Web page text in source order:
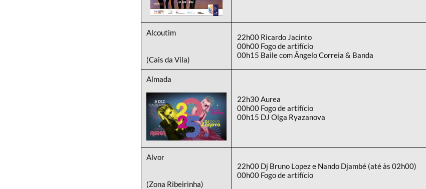
Alcoutim
(Cais da Vila)
22h00 Ricardo Jacinto
00h00 Fogo de artifício
00h15 Baile com Ângelo Correia & Banda
Almada
22h30 Aurea
00h00 Fogo de artifício
00h15 DJ Olga Ryazanova
Alvor
(Zona Ribeirinha)
22h00 Dj Bruno Lopez e Nando Djambé (até às 02h00)
00h00 Fogo de artifício